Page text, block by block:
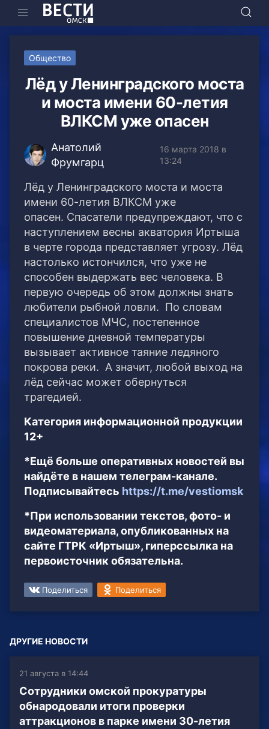
Общество
Лёд у Ленинградского моста
и моста имени 60-летия
ВЛКСМ уже опасен
Анатолий
Фрумгарц
16 марта 2018 в
13:24
Лёд у Ленинградского моста и моста
имени 60-летия ВЛКСМ уже
опасен. Спасатели предупреждают, что с
наступлением весны акватория Иртыша
в черте города представляет угрозу. Лёд
настолько истончился, что уже не
способен выдержать вес человека. В
первую очередь об этом должны знать
любители рыбной ловли. По словам
специалистов МЧС, постепенное
повышение дневной температуры
вызывает активное таяние ледяного
покрова реки. А значит, любой выход на
лёд сейчас может обернуться
трагедией.
Категория информационной продукции
12+
*Ещё больше оперативных новостей вы
найдёте в нашем телеграм-канале.
Подписывайтесь https://t.me/vestiomsk
*При использовании текстов, фото- и
видеоматериала, опубликованных на
сайте ГТРК «Иртыш», гиперссылка на
первоисточник обязательна.
Поделиться Поделиться
ДРУГИЕ НОВОСТИ
21 августа в 14:44
Сотрудники омской прокуратуры
обнародовали итоги проверки
аттракционов в парке имени 30-летия